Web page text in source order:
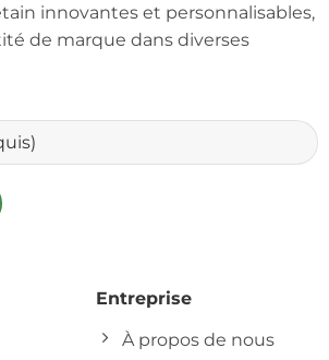
Entreprise
À propos de nous
innovantes et personnalisables,
de marque dans diverses